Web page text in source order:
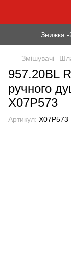
Знижка -
Змішувачі
957.20BL
ручного
X07P573
Артикул: X07P573